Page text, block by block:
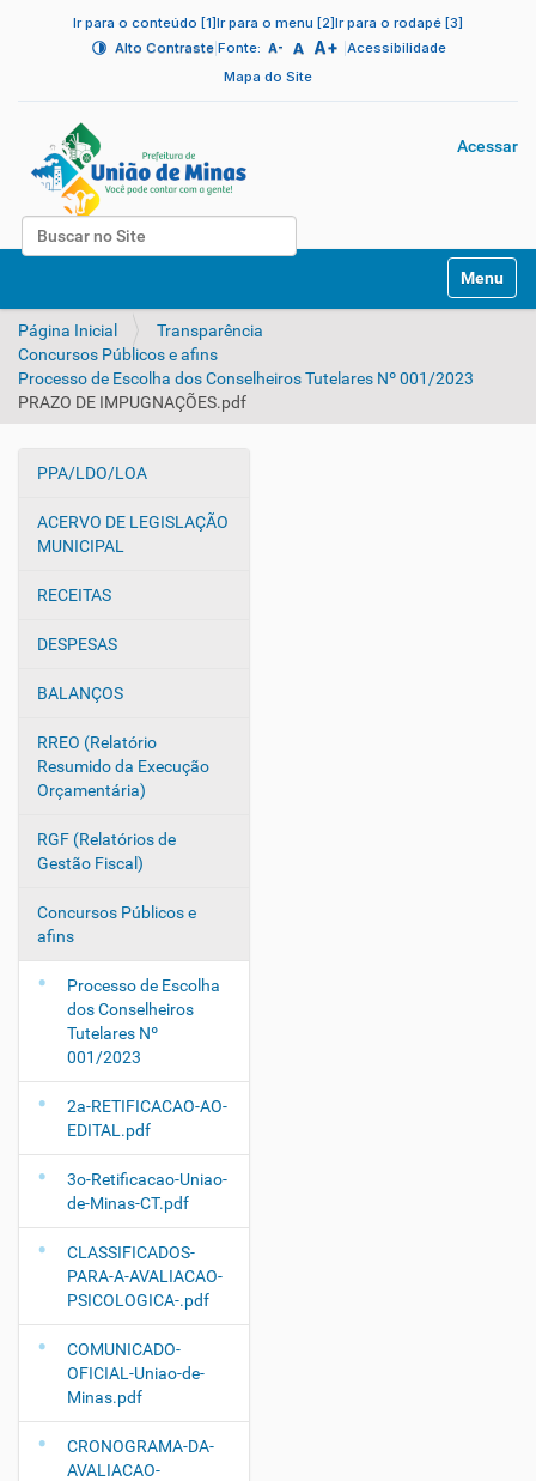
Ir para o conteúdo [1]Ir para o menu [2]Ir para o rodapé [3]
Alto Contraste| Fonte: A- A A+ Acessibilidade
Mapa do Site
Busca
Acessar
v
Toggle
Página Inicial
Transparência
Concursos Públicos e afins
Processo de Escolha dos Conselheiros Tutelares Nº 001/2023
PRAZO DE IMPUGNAÇÕES.pdf
N
v
g
ç
ã
PPA/LDO/LOA
ACERVO DE LEGISLAÇÃO
MUNICIPAL
RECEITAS
DESPESAS
BALANÇOS
RREO (Relatório
Resumido da Execução
Orçamentária)
RGF (Relatórios de
Gestão Fiscal)
Concursos Públicos e
afins
Processo de Escolha
dos Conselheiros
Tutelares Nº
001/2023
2a-RETIFICACAO-AO-
EDITAL.pdf
3o-Retificacao-Uniao-
de-Minas-CT.pdf
CLASSIFICADOS-
PARA-A-AVALIACAO-
PSICOLOGICA-.pdf
COMUNICADO-
OFICIAL-Uniao-de-
Minas.pdf
CRONOGRAMA-DA-
AVALIACAO-